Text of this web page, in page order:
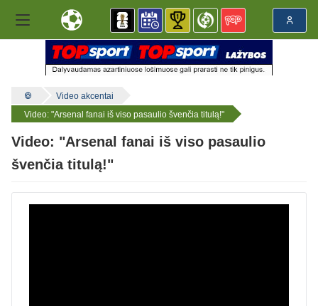
Video akcentai
Video: "Arsenal fanai iš viso pasaulio švenčia titulą!"
Video: "Arsenal fanai iš viso pasaulio
švenčia titulą!"